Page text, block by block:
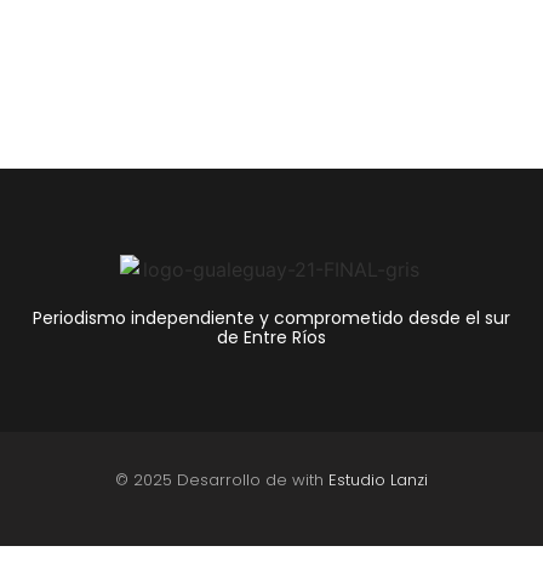
Periodismo independiente y comprometido desde el sur
de Entre Ríos
© 2025 Desarrollo de with Estudio Lanzi